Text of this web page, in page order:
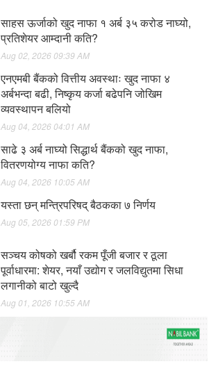
साहस ऊर्जाको खुद नाफा १ अर्ब ३५ करोड नाघ्यो,
प्रतिशेयर आम्दानी कति?
Aug 02, 2026 09:39 AM
एनएमबी बैंकको वित्तीय अवस्थाः खुद नाफा ४
अर्बभन्दा बढी, निष्कृय कर्जा बढेपनि जोखिम
व्यवस्थापन बलियो
Aug 04, 2026 04:01 AM
साढे ३ अर्ब नाघ्यो सिद्धार्थ बैंकको खुद नाफा,
वितरणयोग्य नाफा कति?
Aug 04, 2026 10:05 AM
यस्ता छन् मन्त्रिपरिषद् बैठकका ७ निर्णय
Aug 05, 2026 01:59 PM
सञ्चय कोषको खर्बौ रकम पूँजी बजार र ठूला
पूर्वाधारमा: शेयर, नयाँ उद्योग र जलविद्युतमा सिधा
लगानीको बाटो खुल्दै
Aug 01, 2026 10:55 AM